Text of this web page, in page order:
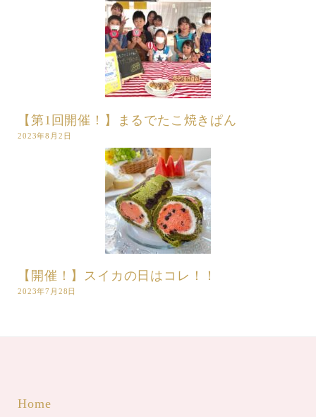
【第1回開催！】まるでたこ焼きぱん
2023年8月2日
【開催！】スイカの日はコレ！！
2023年7月28日
Home